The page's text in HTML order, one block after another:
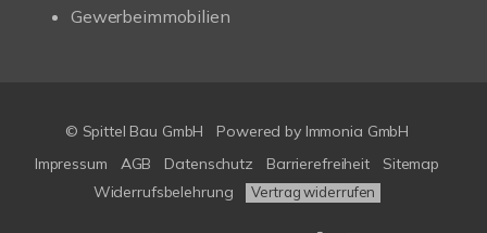
Gewerbeimmobilien
© Spittel Bau GmbH Powered by Immonia GmbH
Impressum
AGB Datenschutz Barrierefreiheit
Sitemap
Widerrufsbelehrung
Vertrag widerrufen